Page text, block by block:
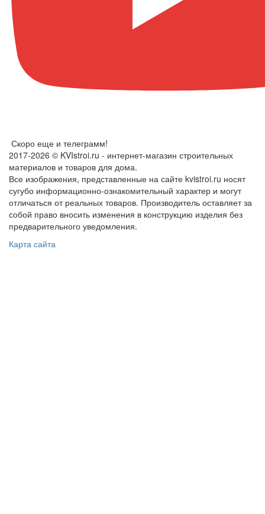
Скоро еще и телеграмм!
2017-2026 © KVIstroi.ru - интернет-магазин строительных
материалов и товаров для дома.
Все изображения, представленные на сайте kvistroi.ru носят
сугубо информационно-ознакомительный характер и могут
отличаться от реальных товаров. Производитель оставляет за
собой право вносить изменения в конструкцию изделия без
предварительного уведомления.
Карта сайта